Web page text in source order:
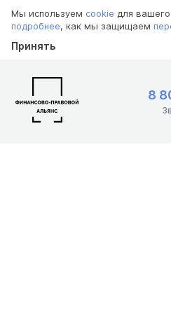
Мы используем cookie для
подробнее, как мы защищаем
Принять
8